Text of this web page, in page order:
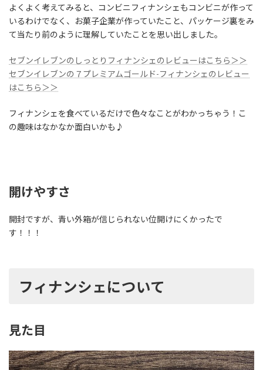
よくよく考えてみると、コンビニフィナンシェもコンビニが作って
いるわけでなく、お菓子企業が作っていたこと、パッケージ裏をみ
て当たり前のように理解していたことを思い出しました。
セブンイレブンのしっとりフィナンシェのレビューはこちら＞＞
セブンイレブンの７プレミアムゴールド-フィナンシェのレビュー
はこちら＞＞
フィナンシェを食べているだけで色々なことがわかっちゃう！こ
の趣味はなかなか面白いかも♪
開けやすさ
開封ですが、青い外箱が信じられない位開けにくかったで
す！！！
フィナンシェについて
見た目